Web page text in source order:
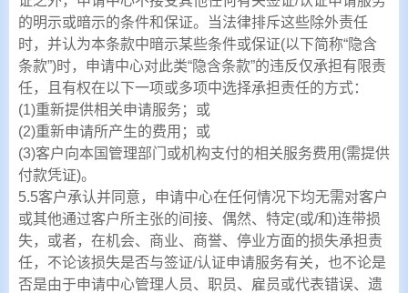
的明示或暗示的条件和保证。当法律排斥这些除外责任
时，并认为本条款中暗示某些条件或保证(以下简称“隐含
条款”)时，申请中心对此类“隐含条款”的违反仅承担有限责
任，且有权在以下一项或多项中选择承担责任的方式：
(1)重新提供相关申请服务；或
(2)重新申请所产生的费用；或
(3)客户向本国管理部门或机构支付的相关服务费用(需提供
付款凭证)。
5.5客户承认并同意，申请中心在任何情况下均无需对客户
或其他通过客户所主张的间接、偶然、特定(或/和)连带损
失，或者，在机会、商业、商誉、停业方面的损失承担责
任，不论该损失是否与签证/认证申请服务有关，也不论是
否是由于申请中心管理人员、职员、雇员或代表错误、遗